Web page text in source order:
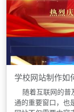
学校网站制作如
随着互联网的普
通的重要窗口，也